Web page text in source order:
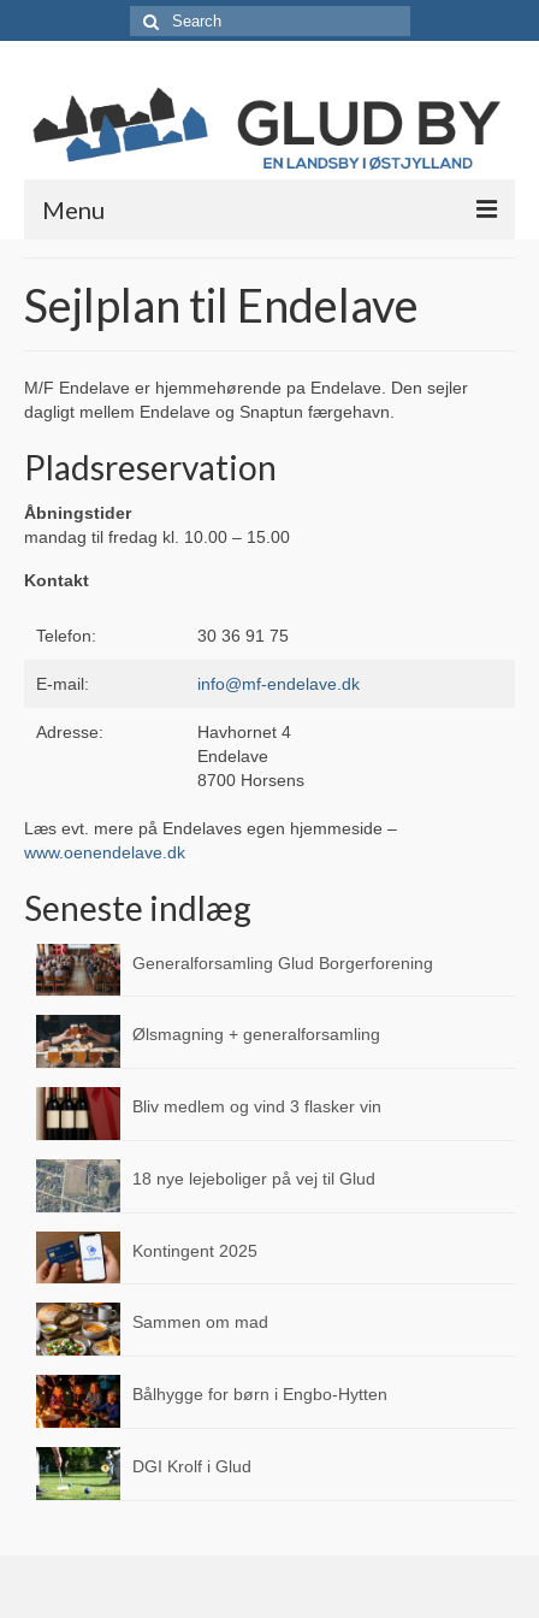
Search
for:
Menu
Borgerforeningen / Lokalråd
Erhvervsabonnement
Vedtægter
Skjolds Venner
Glud Aftenskole
Glud Revy & Dilettantforening (OPLØST)
Glud Petanqueklub
Glud Krolf
Glud Skytteforening
Glud-Skjold Jagtforening
Glud Spejderne
Glud Vandværk
Snaptun Lokalråd
Snaptun Jollehavn
Skjold Beboerforening
Om Glud
Fakta og historie
Lokal Historie
Sejlplan til Endelave
M/F Endelave er hjemmehørende pa Endelave. Den sejler
dagligt mellem Endelave og Snaptun færgehavn.
Pladsreservation
Åbningstider
mandag til fredag kl. 10.00 – 15.00
Kontakt
Telefon: 30 36 91 75
E-mail: info@mf-endelave.dk
Adresse:
Havhornet 4
Endelave
8700 Horsens
Læs evt. mere på Endelaves egen hjemmeside –
www.oenendelave.dk
Seneste indlæg
Generalforsamling Glud Borgerforening
Ølsmagning + generalforsamling
Bliv medlem og vind 3 flasker vin
18 nye lejeboliger på vej til Glud
Kontingent 2025
Sammen om mad
Bålhygge for børn i Engbo-Hytten
DGI Krolf i Glud